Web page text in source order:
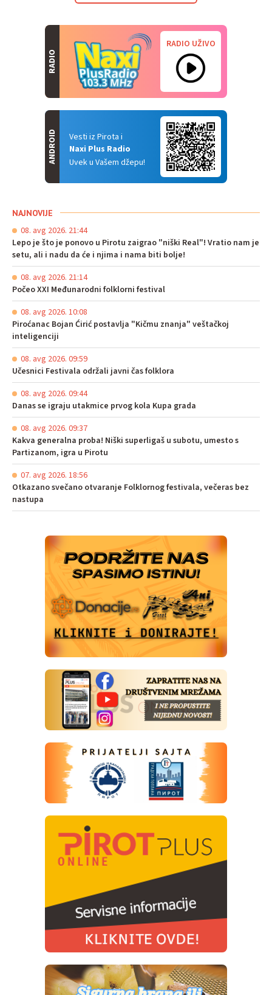
RADIO
RADIO UŽIVO
Vesti iz Pirota i
Naxi Plus Radio
Uvek u Vašem džepu!
ANDROID
NAJNOVIJE
08. avg 2026. 21:44
Lepo je što je ponovo u Pirotu zaigrao "niški Real"! Vratio nam je
setu, ali i nadu da će i njima i nama biti bolje!
08. avg 2026. 21:14
Počeo XXI Međunarodni folklorni festival
08. avg 2026. 10:08
Piroćanac Bojan Ćirić postavlja "Kičmu znanja" veštačkoj
inteligenciji
08. avg 2026. 09:59
Učesnici Festivala održali javni čas folklora
08. avg 2026. 09:44
Danas se igraju utakmice prvog kola Kupa grada
08. avg 2026. 09:37
Kakva generalna proba! Niški superligaš u subotu, umesto s
Partizanom, igra u Pirotu
07. avg 2026. 18:56
Otkazano svečano otvaranje Folklornog festivala, večeras bez
nastupa